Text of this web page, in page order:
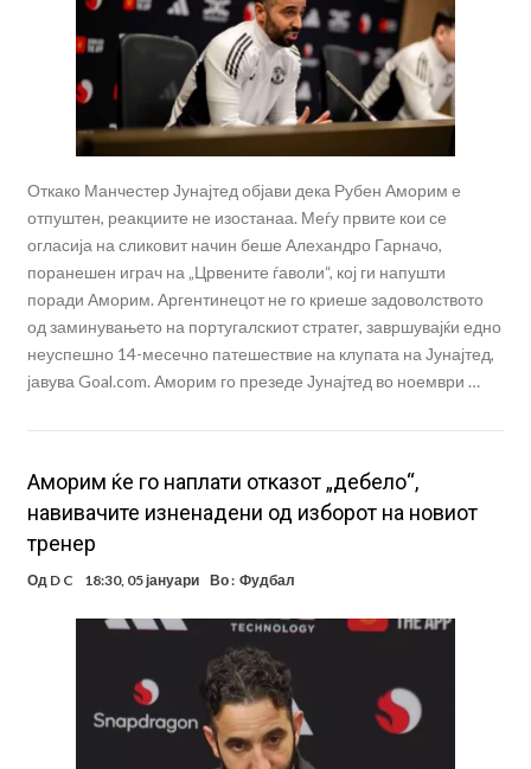
Откако Манчестер Јунајтед објави дека Рубен Аморим е
отпуштен, реакциите не изостанаа. Меѓу првите кои се
огласија на сликовит начин беше Алехандро Гарначо,
поранешен играч на „Црвените ѓаволи“, кој ги напушти
поради Аморим. Аргентинецот не го криеше задоволството
од заминувањето на португалскиот стратег, завршувајќи едно
неуспешно 14-месечно патешествие на клупата на Јунајтед,
јавува Goal.com. Аморим го презеде Јунајтед во ноември …
Аморим ќе го наплати отказот „дебело“,
навивачите изненадени од изборот на новиот
тренер
Од D C 18:30, 05 јануари Во : Фудбал